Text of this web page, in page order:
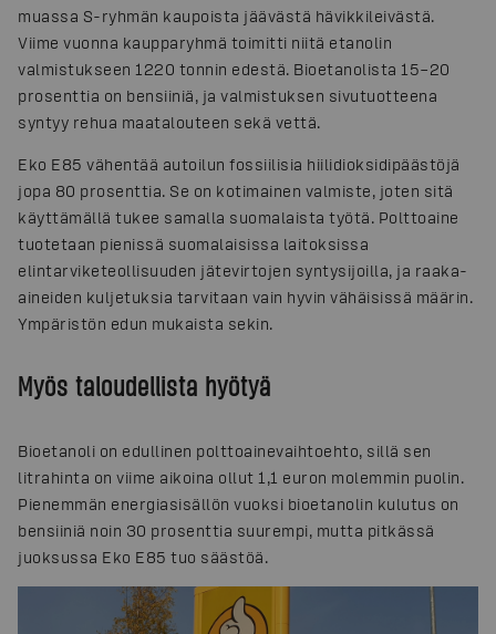
muassa S-ryhmän kaupoista jäävästä hävikkileivästä.
Viime vuonna kaupparyhmä toimitti niitä etanolin
valmistukseen 1220 tonnin edestä. Bioetanolista 15–20
prosenttia on bensiiniä, ja valmistuksen sivutuotteena
syntyy rehua maatalouteen sekä vettä.
Eko E85 vähentää autoilun fossiilisia hiilidioksidipäästöjä
jopa 80 prosenttia. Se on kotimainen valmiste, joten sitä
käyttämällä tukee samalla suomalaista työtä. Polttoaine
tuotetaan pienissä suomalaisissa laitoksissa
elintarviketeollisuuden jätevirtojen syntysijoilla, ja raaka-
aineiden kuljetuksia tarvitaan vain hyvin vähäisissä määrin.
Ympäristön edun mukaista sekin.
Myös taloudellista hyötyä
Bioetanoli on edullinen polttoainevaihtoehto, sillä sen
litrahinta on viime aikoina ollut 1,1 euron molemmin puolin.
Pienemmän energiasisällön vuoksi bioetanolin kulutus on
bensiiniä noin 30 prosenttia suurempi, mutta pitkässä
juoksussa Eko E85 tuo säästöä.